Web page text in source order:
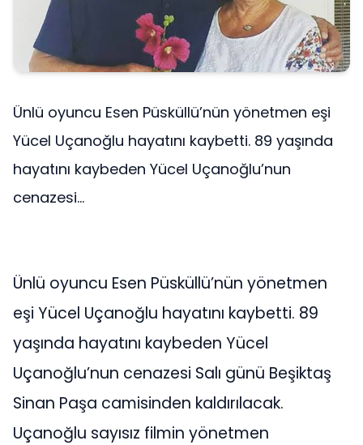
Ünlü oyuncu Esen Püsküllü’nün yönetmen eşi
Yücel Uçanoğlu hayatını kaybetti. 89 yaşında
hayatını kaybeden Yücel Uçanoğlu’nun
cenazesi...
Ünlü oyuncu Esen Püsküllü’nün yönetmen
eşi Yücel Uçanoğlu hayatını kaybetti. 89
yaşında hayatını kaybeden Yücel
Uçanoğlu’nun cenazesi Salı günü Beşiktaş
Sinan Paşa camisinden kaldırılacak.
Uçanoğlu sayısız filmin yönetmen